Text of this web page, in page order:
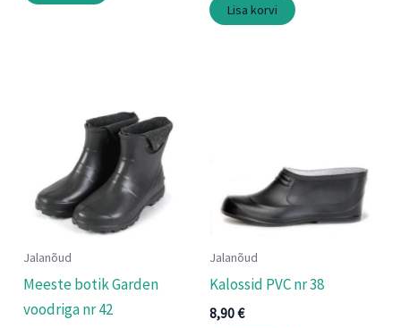
Lisa korvi
Jalanõud
Meeste botik Garden
voodriga nr 42
Jalanõud
Kalossid PVC nr 38
8,90€